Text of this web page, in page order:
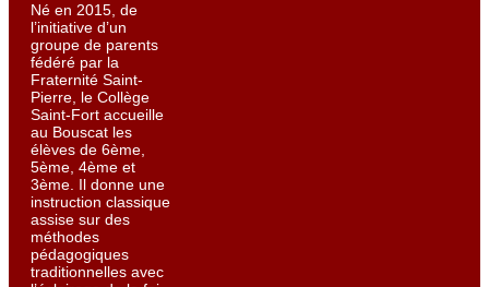
Né en 2015, de
l’initiative d’un
groupe de parents
fédéré par la
Fraternité Saint-
Pierre, le Collège
Saint-Fort accueille
au Bouscat les
élèves de 6ème,
5ème, 4ème et
3ème. Il donne une
instruction classique
assise sur des
méthodes
pédagogiques
traditionnelles avec